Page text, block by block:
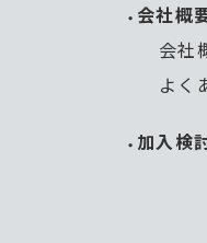
会社概
会社
よく
加入検